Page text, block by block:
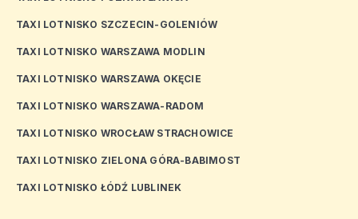
TAXI LOTNISKO SZCZECIN-GOLENIÓW
TAXI LOTNISKO WARSZAWA MODLIN
TAXI LOTNISKO WARSZAWA OKĘCIE
TAXI LOTNISKO WARSZAWA-RADOM
TAXI LOTNISKO WROCŁAW STRACHOWICE
TAXI LOTNISKO ZIELONA GÓRA-BABIMOST
TAXI LOTNISKO ŁÓDŹ LUBLINEK